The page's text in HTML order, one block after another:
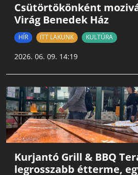
Csütörtökönként
Virág Benedek Ház
HÍR ITT LAKUNK KULTÚRA
2026. 06. 09. 14:19
Kurjantó Grill & BBQ
legrosszabb étterme,